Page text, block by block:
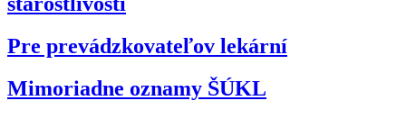
Pre prevádzkovateľov lekární
Mimoriadne oznamy ŠÚKL